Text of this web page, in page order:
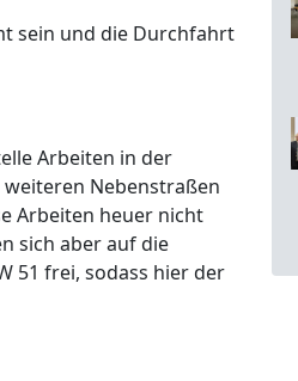
sein und die Durchfahrt
Arbeiten in der
Nebenstraßen
Arbeiten heuer nicht
sich aber auf die
51 frei, sodass hier der